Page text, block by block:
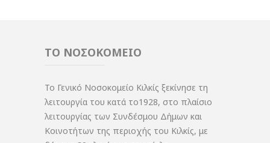
ΤΟ ΝΟΣΟΚΟΜΕΙΟ
Το Γενικό Νοσοκομείο Κιλκίς ξεκίνησε τη
λειτουργία του κατά το1928, στο πλαίσιο
λειτουργίας των Συνδέσμου Δήμων και
Κοινοτήτων της περιοχής του Κιλκίς, με